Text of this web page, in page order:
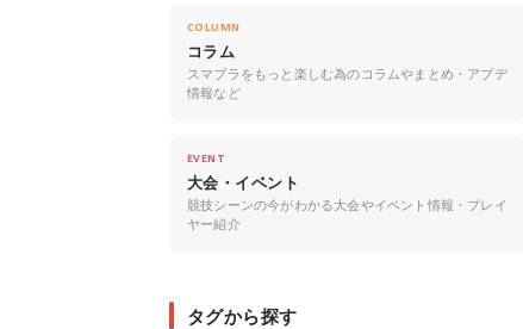
COLUMN
コラム
スマブラをもっと楽しむ為のコラムやまとめ・アプデ
情報など
EVENT
大会・イベント
競技シーンの今がわかる大会やイベント情報・プレイ
ヤー紹介
タグから探す